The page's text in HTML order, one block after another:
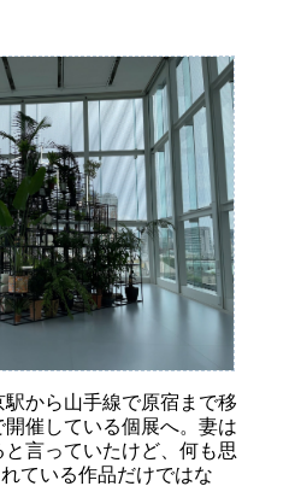
から山手線で原宿まで移
催している個展へ。妻は
言っていたけど、何も思
ている作品だけではな